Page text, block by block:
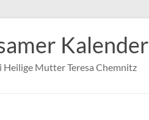
Kalender
Heilige Mutter Teresa Chemnitz